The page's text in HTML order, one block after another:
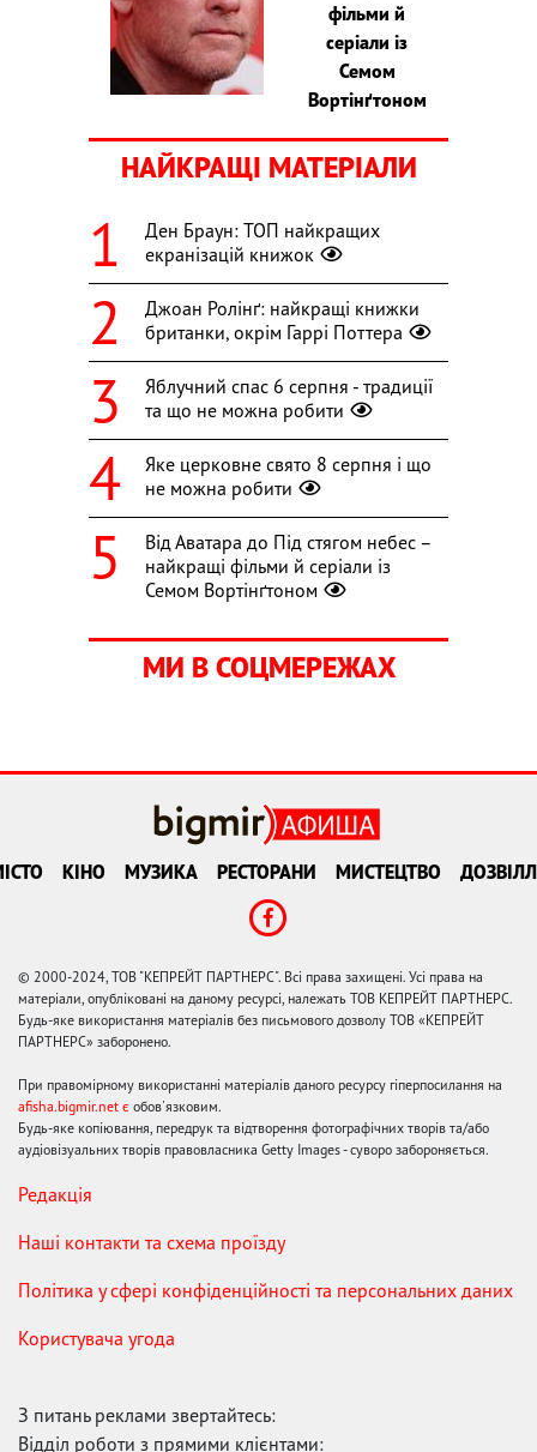
фільми й
серіали із
Семом
Вортінґтоном
НАЙКРАЩІ МАТЕРІАЛИ
Ден Браун: ТОП найкращих
екранізацій книжок
Джоан Ролінґ: найкращі книжки
британки, окрім Гаррі Поттера
Яблучний спас 6 серпня - традиції
та що не можна робити
Яке церковне свято 8 серпня і що
не можна робити
Від Аватара до Під стягом небес –
найкращі фільми й серіали із
Семом Вортінґтоном
МИ В СОЦМЕРЕЖАХ
КІНО МУЗИКА РЕСТОРАНИ МИСТЕЦТВО
© 2000-2024, ТОВ "КЕПРЕЙТ ПАРТНЕРС". Всі права захищені. Усі права на
матеріали, опубліковані на даному ресурсі, належать ТОВ КЕПРЕЙТ ПАРТНЕРС.
Будь-яке використання матеріалів без письмового дозволу ТОВ «КЕПРЕЙТ
ПАРТНЕРС» заборонено.
При правомірному використанні матеріалів даного ресурсу гіперпосилання на
afisha.bigmir.net є обов'язковим.
Будь-яке копіювання, передрук та відтворення фотографічних творів та/або
аудіовізуальних творів правовласника Getty Images - суворо забороняється.
Редакція
Наші контакти та схема проїзду
Політика у сфері конфіденційності та персональних даних
Користувача угода
З питань реклами звертайтесь:
Відділ роботи з прямими клієнтами: